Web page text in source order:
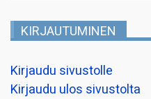
KIRJAUTUMINEN
Kirjaudu sivustolle
Kirjaudu ulos sivustolta